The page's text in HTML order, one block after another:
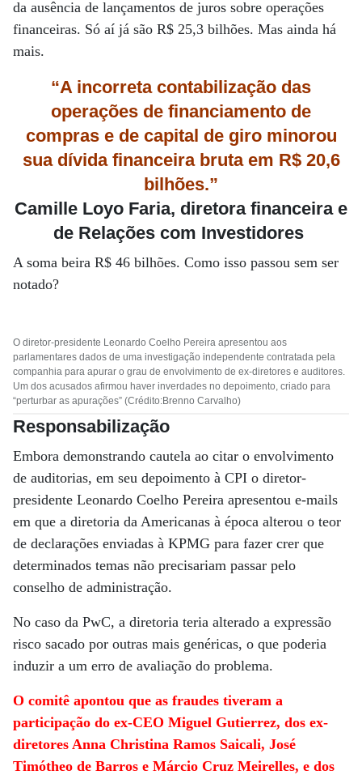
da ausência de lançamentos de juros sobre operações
financeiras. Só aí já são R$ 25,3 bilhões. Mas ainda há
mais.
“A incorreta contabilização das
operações de financiamento de
compras e de capital de giro minorou
sua dívida financeira bruta em R$ 20,6
bilhões.”
Camille Loyo Faria, diretora financeira e
de Relações com Investidores
A soma beira R$ 46 bilhões. Como isso passou sem ser
notado?
O diretor-presidente Leonardo Coelho Pereira apresentou aos
parlamentares dados de uma investigação independente contratada pela
companhia para apurar o grau de envolvimento de ex-diretores e auditores.
Um dos acusados afirmou haver inverdades no depoimento, criado para
“perturbar as apurações” (Crédito:Brenno Carvalho)
Responsabilização
Embora demonstrando cautela ao citar o envolvimento
de auditorias, em seu depoimento à CPI o diretor-
presidente Leonardo Coelho Pereira apresentou e-mails
em que a diretoria da Americanas à época alterou o teor
de declarações enviadas à KPMG para fazer crer que
determinados temas não precisariam passar pelo
conselho de administração.
No caso da PwC, a diretoria teria alterado a expressão
risco sacado por outras mais genéricas, o que poderia
induzir a um erro de avaliação do problema.
O comitê apontou que as fraudes tiveram a
participação do ex-CEO Miguel Gutierrez, dos ex-
diretores Anna Christina Ramos Saicali, José
Timótheo de Barros e Márcio Cruz Meirelles, e dos